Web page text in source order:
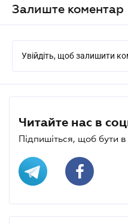
Залиште коментар
Увійдіть, щоб залишити
Читайте нас в
Підпишіться, щоб бути в